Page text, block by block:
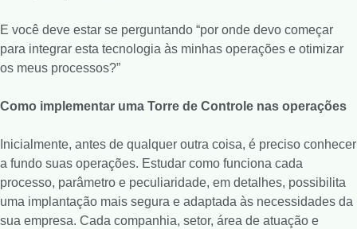
E você deve estar se perguntando “por onde devo começar
para integrar esta tecnologia às minhas operações e otimizar
os meus processos?”
Como implementar uma Torre de Controle nas operações
Inicialmente, antes de qualquer outra coisa, é preciso conhecer
a fundo suas operações. Estudar como funciona cada
processo, parâmetro e peculiaridade, em detalhes, possibilita
uma implantação mais segura e adaptada às necessidades da
sua empresa. Cada companhia, setor, área de atuação e